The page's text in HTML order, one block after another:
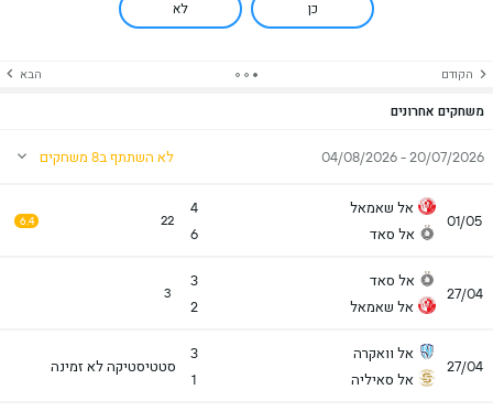
כן לא
הקודם הבא
משחקים אחרונים
20/07/2026 - 04/08/2026 לא השתתף ב8 משחקים
01/05
אל שאמאל
אל סאד
4
6
22
6.4
27/04
אל סאד
אל שאמאל
3
2
3
27/04
אל וואקרה
אל סאיליה
3
1
סטטיסטיקה לא זמינה